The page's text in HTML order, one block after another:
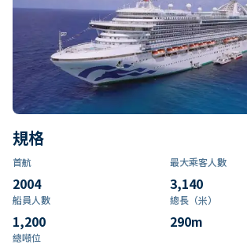
規格
首航
2004
最大乘客人數
3,140
船員人數
1,200
總長（米）
290m
總噸位